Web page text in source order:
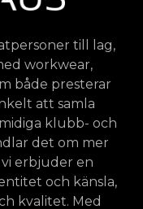
till lag,
workwear,
både presterar
att samla
klubb- och
det om mer
erbjuder en
och känsla,
kvalitet. Med